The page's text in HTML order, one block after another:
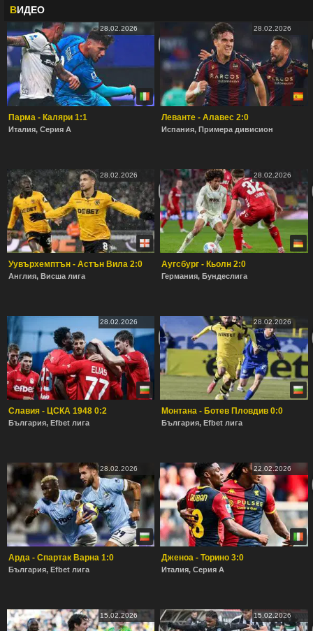
ВИДЕО
28.02.2026
Парма - Каляри 1:1
Италия, Серия А
28.02.2026
Леванте - Алавес 2:0
Испания, Примера дивисион
28.02.2026
Уувърхемптън - Астън Вила 2:0
Англия, Висша лига
28.02.2026
Аугсбург - Кьолн 2:0
Германия, Бундеслига
28.02.2026
Славия - ЦСКА 1948 0:2
България, Efbet лига
28.02.2026
Монтана - Ботев Пловдив 0:0
България, Efbet лига
28.02.2026
Арда - Спартак Варна 1:0
България, Efbet лига
22.02.2026
Дженоа - Торино 3:0
Италия, Серия А
15.02.2026 15.02.2026